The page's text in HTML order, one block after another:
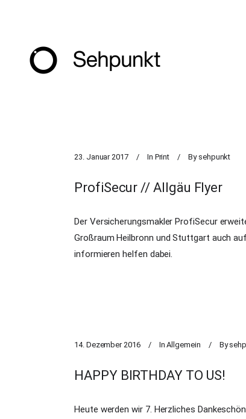
23. Januar 2017 In Print By sehpunkt
ProfiSecur // Allgäu Flyer
Der Versicherungsmakler ProfiSecur
Großraum Heilbronn und Stuttgart auch
informieren helfen dabei.
14. Dezember 2016 In Allgemein By
HAPPY BIRTHDAY TO US!
Heute werden wir 7. Herzliches